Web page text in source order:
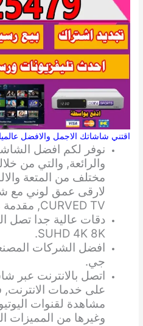
اقتني شاشاتك الاجمل والافضل عالميا
نوفر لكم افضل
والرائعة, والتي من
مختلف من المتعة
,CURVED TV مقدمة من شركتنا.
SUHD 4K 8K.
افضل الشركات
جي.
على خدمات
مشاهدة لقنوات
وغيرها من المميزات